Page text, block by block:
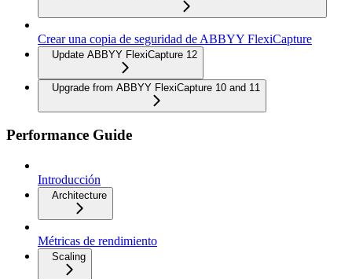
Crear una copia de seguridad de ABBYY FlexiCapture
Update ABBYY FlexiCapture 12
Upgrade from ABBYY FlexiCapture 10 and 11
Performance Guide
Introducción
Architecture
Métricas de rendimiento
Scaling